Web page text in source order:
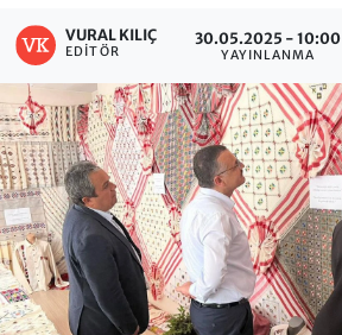
VURAL KILIÇ
EDITÖR
30.05.2025 - 10:00
YAYINLANMA
Son Dakika Haberleri
Haber Arşivi